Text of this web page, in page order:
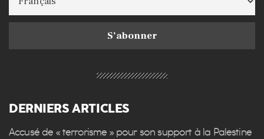
DERNIERS ARTICLES
Accusé de « terrorisme » pour son support à la Palestine